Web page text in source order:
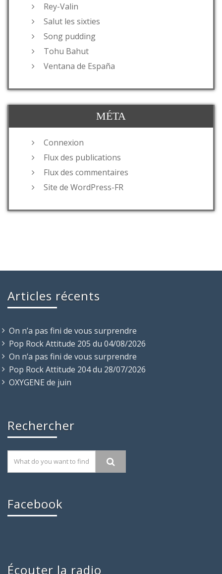
Rey-Valin
Salut les sixties
Song pudding
Tohu Bahut
Ventana de España
MÉTA
Connexion
Flux des publications
Flux des commentaires
Site de WordPress-FR
Articles récents
On n’a pas fini de vous surprendre
Pop Rock Attitude 205 du 04/08/2026
On n’a pas fini de vous surprendre
Pop Rock Attitude 204 du 28/07/2026
OXYGENE de juin
Rechercher
Facebook
Écouter la radio